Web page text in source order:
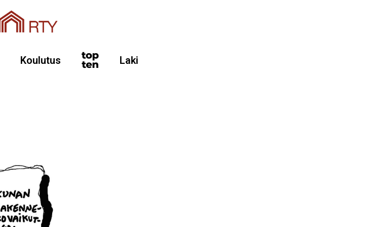
Koulutus Laki